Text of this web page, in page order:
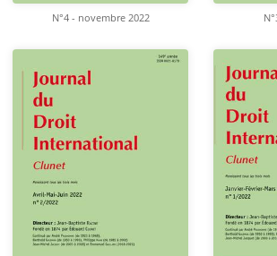
N°4 - novembre 2022